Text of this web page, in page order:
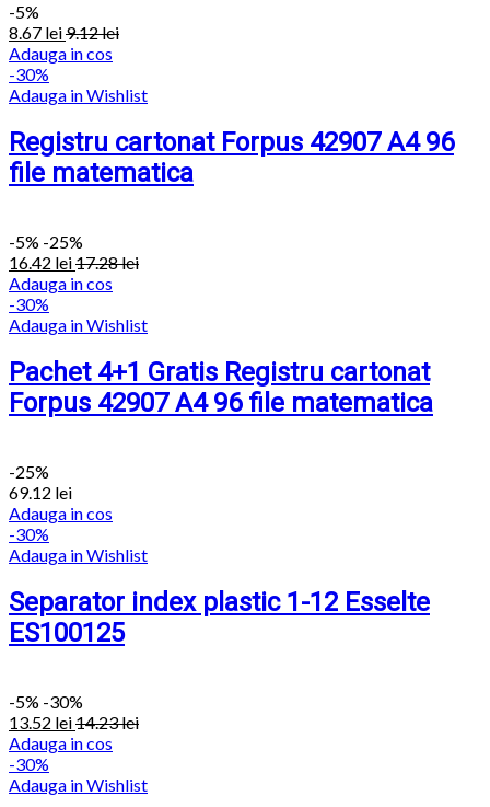
-5%
8.67 lei9.12lei
Adauga in cos
-30%
Adauga in Wishlist
Registru cartonat Forpus 42907 A4 96
file matematica
-5% -25%
16.42 lei17.28lei
Adauga in cos
-30%
Adauga in Wishlist
Pachet 4+1 Gratis Registru cartonat
Forpus 42907 A4 96 file matematica
-25%
69.12 lei
Adauga in cos
-30%
Adauga in Wishlist
Separator index plastic 1-12 Esselte
ES100125
-5% -30%
13.52 lei14.23lei
Adauga in cos
-30%
Adauga in Wishlist